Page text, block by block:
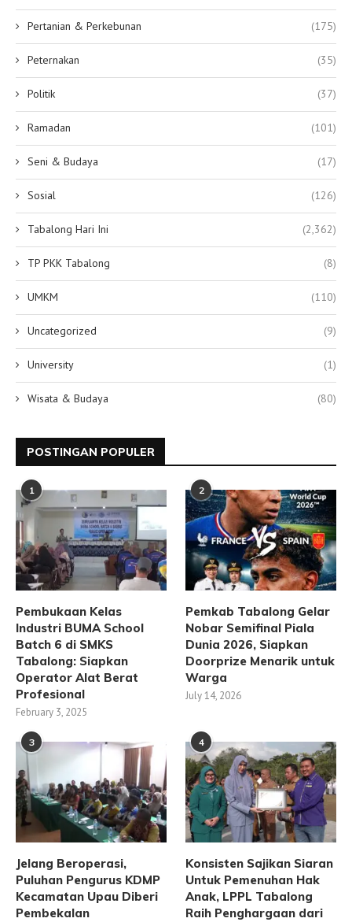
Pertanian & Perkebunan (175)
Peternakan (35)
Politik (37)
Ramadan (101)
Seni & Budaya (17)
Sosial (126)
Tabalong Hari Ini (2,362)
TP PKK Tabalong (8)
UMKM (110)
Uncategorized (9)
University (1)
Wisata & Budaya (80)
POSTINGAN POPULER
1
Pembukaan Kelas
Industri BUMA School
Batch 6 di SMKS
Tabalong: Siapkan
Operator Alat Berat
Profesional
February 3, 2025
2
Pemkab Tabalong Gelar
Nobar Semifinal Piala
Dunia 2026, Siapkan
Doorprize Menarik untuk
Warga
July 14, 2026
3
Jelang Beroperasi,
Puluhan Pengurus KDMP
Kecamatan Upau Diberi
Pembekalan
4
Konsisten Sajikan Siaran
Untuk Pemenuhan Hak
Anak, LPPL Tabalong
Raih Penghargaan dari